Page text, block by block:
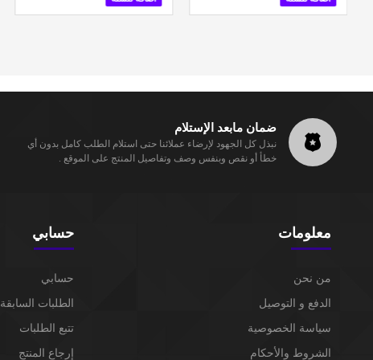
ضمان مابعد الإستلام
نبذل كل الجهود لإرضاء عملائنا حتى استلام الطلب كامل بدون أي
خطأ أو نقص وبنفس وصف وتفاصيل المنتج على الموقع .
معلومات
من نحن
الدفع و التوصيل
سياسة الخصوصية
الشروط والأحكام
حسابي
حسابي
الطلبات السابقة
تتبع الطلبات
إرجاع المنتج